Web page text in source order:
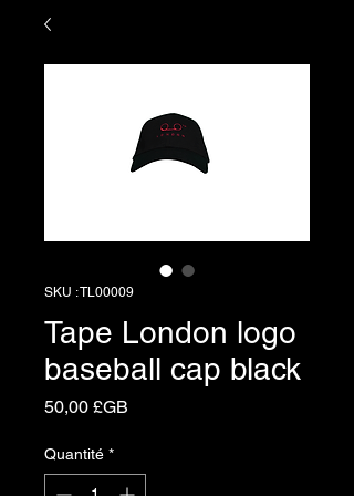
SKU : TL00009
Tape London logo
baseball cap black
50,00 £GB
Quantité *